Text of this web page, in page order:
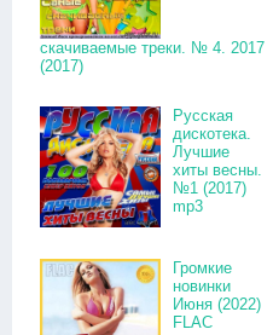
скачиваемые треки. № 4. 2017
(2017)
Русская
дискотека.
Лучшие
хиты весны.
№1 (2017)
mp3
Громкие
новинки
Июня (2022)
FLAC